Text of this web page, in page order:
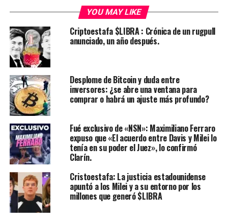
YOU MAY LIKE
Criptoestafa $LIBRA : Crónica de un rugpull
anunciado, un año después.
Desplome de Bitcoin y duda entre
inversores: ¿se abre una ventana para
comprar o habrá un ajuste más profundo?
Fué exclusivo de «NSN»: Maximiliano Ferraro
expuso que «El acuerdo entre Davis y Milei lo
tenía en su poder el Juez», lo confirmó
Clarín.
Cristoestafa: La justicia estadounidense
apuntó a los Milei y a su entorno por los
millones que generó $LIBRA